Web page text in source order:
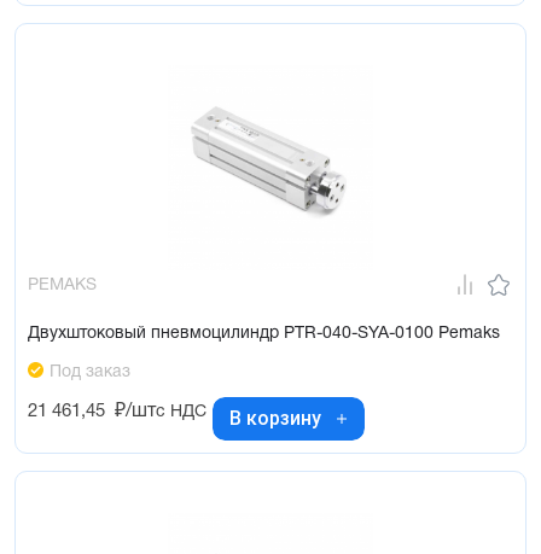
PEMAKS
Двухштоковый пневмоцилиндр PTR-040-SYA-0100 Pemaks
Под заказ
21 461,45 ₽/штс НДС В корзину